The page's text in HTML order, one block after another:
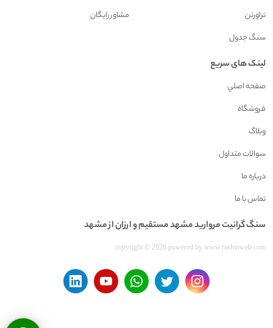
تراورتن
سنگ جدول
مشاور رايگان
لینک های سریع
صفحه اصلي
فروشگاه
وبلاگ
سوالات متداول
درباره ما
تماس با ما
سنگ گرانيت مرواريد مشهد مستقیم و ارزان از مشهد
copyright © 2026 powered by www.rashinweb.com